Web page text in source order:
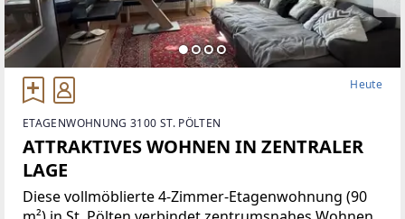
Heute
ETAGENWOHNUNG 3100 ST. PÖLTEN
ATTRAKTIVES WOHNEN IN ZENTRALER
LAGE
Diese vollmöblierte 4-Zimmer-Etagenwohnung (90